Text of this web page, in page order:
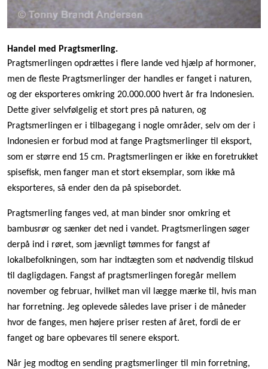
Handel med Pragtsmerling.
Pragtsmerlingen opdrættes i flere lande ved hjælp af hormoner,
men de fleste Pragtsmerlinger der handles er fanget i naturen,
og der eksporteres omkring 20.000.000 hvert år fra Indonesien.
Dette giver selvfølgelig et stort pres på naturen, og
Pragtsmerlingen er i tilbagegang i nogle områder, selv om der i
Indonesien er forbud mod at fange Pragtsmerlinger til eksport,
som er større end 15 cm. Pragtsmerlingen er ikke en foretrukket
spisefisk, men fanger man et stort eksemplar, som ikke må
eksporteres, så ender den da på spisebordet.
Pragtsmerling fanges ved, at man binder snor omkring et
bambusrør og sænker det ned i vandet. Pragtsmerlingen søger
derpå ind i røret, som jævnligt tømmes for fangst af
lokalbefolkningen, som har indtægten som et nødvendig tilskud
til dagligdagen. Fangst af pragtsmerlingen foregår mellem
november og februar, hvilket man vil lægge mærke til, hvis man
har forretning. Jeg oplevede således lave priser i de måneder
hvor de fanges, men højere priser resten af året, fordi de er
fanget og bare opbevares til senere eksport.
Når jeg modtog en sending pragtsmerlinger til min forretning,